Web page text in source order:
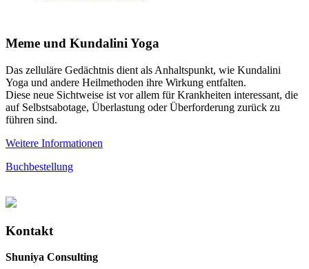
Meme und Kundalini Yoga
Das zelluläre Gedächtnis dient als Anhaltspunkt, wie Kundalini
Yoga und andere Heilmethoden ihre Wirkung entfalten.
Diese neue Sichtweise ist vor allem für Krankheiten interessant, die
auf Selbstsabotage, Überlastung oder Überforderung zurück zu
führen sind.
Weitere Informationen
Buchbestellung
Kontakt
Shuniya Consulting